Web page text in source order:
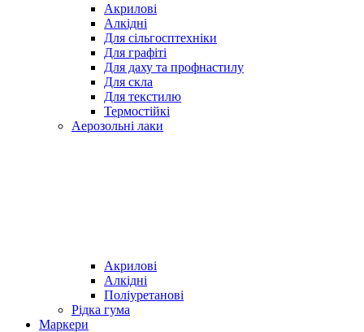
Акрилові
Алкідні
Для cільгосптехніки
Для графіті
Для даху та профнастилу
Для скла
Для текстилю
Термостійкі
Аерозольні лаки
Акрилові
Алкідні
Поліуретанові
Рідка гума
Маркери